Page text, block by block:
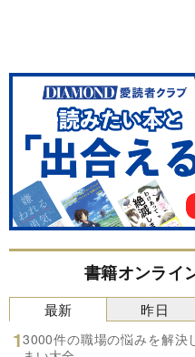
書籍オンライ
最新
3000件の職場の悩みを解決
昨日